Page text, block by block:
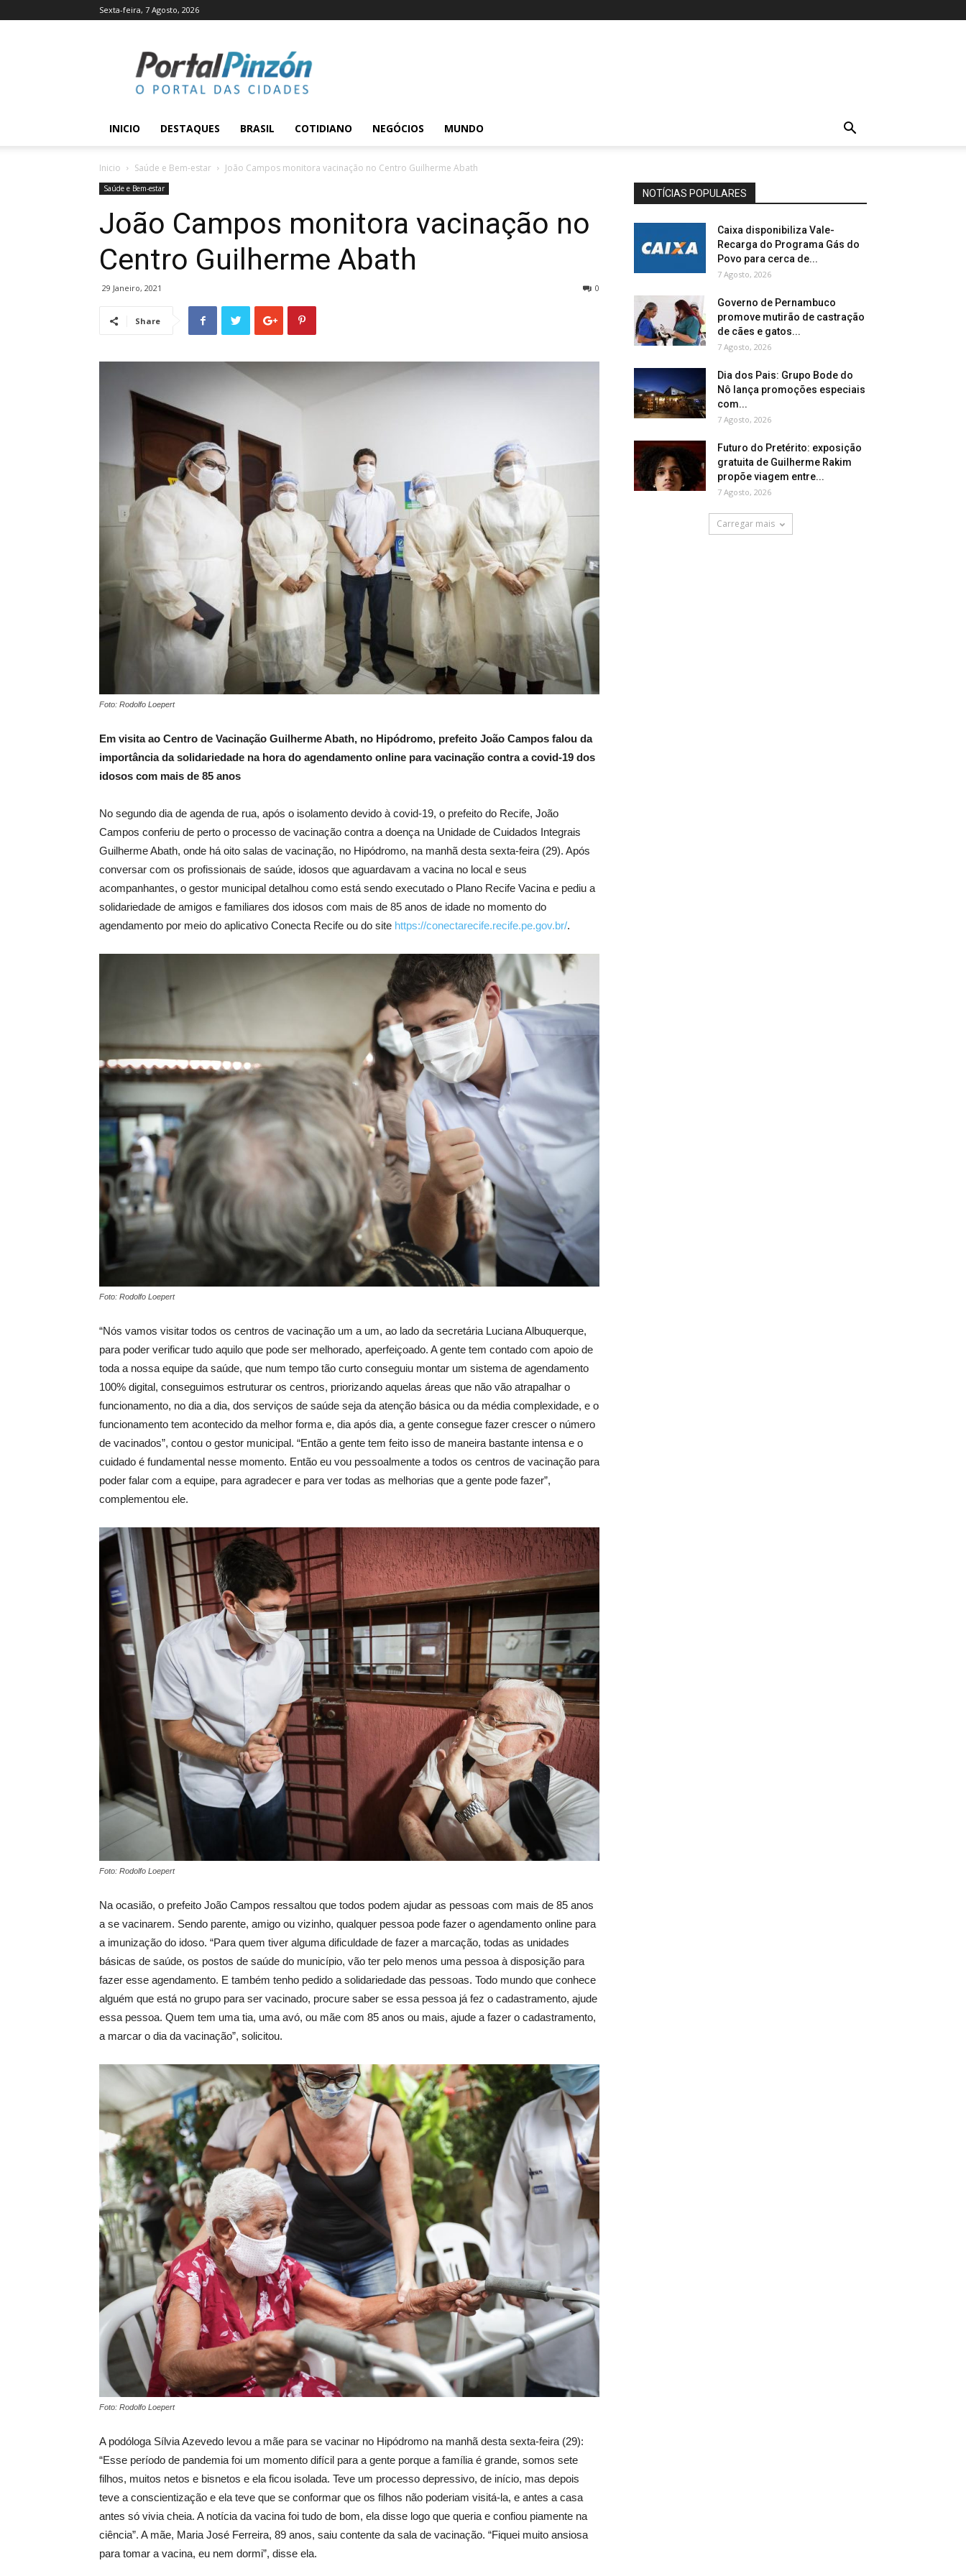
Sexta-feira, 7 Agosto, 2026
Pinzón
INICIO DESTAQUES BRASIL COTIDIANO NEGÓCIOS MUNDO
Inicio Saúde e Bem-estar João Campos monitora vacinação no Centro Guilherme Abath
Saúde e Bem-estar
João Campos monitora vacinação no
Centro Guilherme Abath
29 Janeiro, 2021 0
Share
Foto: Rodolfo Loepert
Em visita ao Centro de Vacinação Guilherme Abath, no Hipódromo, prefeito João Campos falou da
importância da solidariedade na hora do agendamento online para vacinação contra a covid-19 dos
idosos com mais de 85 anos
No segundo dia de agenda de rua, após o isolamento devido à covid-19, o prefeito do Recife, João
Campos conferiu de perto o processo de vacinação contra a doença na Unidade de Cuidados Integrais
Guilherme Abath, onde há oito salas de vacinação, no Hipódromo, na manhã desta sexta-feira (29). Após
conversar com os profissionais de saúde, idosos que aguardavam a vacina no local e seus
acompanhantes, o gestor municipal detalhou como está sendo executado o Plano Recife Vacina e pediu a
solidariedade de amigos e familiares dos idosos com mais de 85 anos de idade no momento do
agendamento por meio do aplicativo Conecta Recife ou do site https://conectarecife.recife.pe.gov.br/.
Foto: Rodolfo Loepert
“Nós vamos visitar todos os centros de vacinação um a um, ao lado da secretária Luciana Albuquerque,
para poder verificar tudo aquilo que pode ser melhorado, aperfeiçoado. A gente tem contado com apoio de
toda a nossa equipe da saúde, que num tempo tão curto conseguiu montar um sistema de agendamento
100% digital, conseguimos estruturar os centros, priorizando aquelas áreas que não vão atrapalhar o
funcionamento, no dia a dia, dos serviços de saúde seja da atenção básica ou da média complexidade, e o
funcionamento tem acontecido da melhor forma e, dia após dia, a gente consegue fazer crescer o número
de vacinados”, contou o gestor municipal. “Então a gente tem feito isso de maneira bastante intensa e o
cuidado é fundamental nesse momento. Então eu vou pessoalmente a todos os centros de vacinação para
poder falar com a equipe, para agradecer e para ver todas as melhorias que a gente pode fazer”,
complementou ele.
Foto: Rodolfo Loepert
Na ocasião, o prefeito João Campos ressaltou que todos podem ajudar as pessoas com mais de 85 anos
a se vacinarem. Sendo parente, amigo ou vizinho, qualquer pessoa pode fazer o agendamento online para
a imunização do idoso. “Para quem tiver alguma dificuldade de fazer a marcação, todas as unidades
básicas de saúde, os postos de saúde do município, vão ter pelo menos uma pessoa à disposição para
fazer esse agendamento. E também tenho pedido a solidariedade das pessoas. Todo mundo que conhece
alguém que está no grupo para ser vacinado, procure saber se essa pessoa já fez o cadastramento, ajude
essa pessoa. Quem tem uma tia, uma avó, ou mãe com 85 anos ou mais, ajude a fazer o cadastramento,
a marcar o dia da vacinação”, solicitou.
Foto: Rodolfo Loepert
A podóloga Sílvia Azevedo levou a mãe para se vacinar no Hipódromo na manhã desta sexta-feira (29):
“Esse período de pandemia foi um momento difícil para a gente porque a família é grande, somos sete
filhos, muitos netos e bisnetos e ela ficou isolada. Teve um processo depressivo, de início, mas depois
teve a conscientização e ela teve que se conformar que os filhos não poderiam visitá-la, e antes a casa
antes só vivia cheia. A notícia da vacina foi tudo de bom, ela disse logo que queria e confiou piamente na
ciência”. A mãe, Maria José Ferreira, 89 anos, saiu contente da sala de vacinação. “Fiquei muito ansiosa
para tomar a vacina, eu nem dormi”, disse ela.
NOTÍCIAS POPULARES
Caixa disponibiliza Vale-
Recarga do Programa Gás do
Povo para cerca de...
7 Agosto, 2026
Governo de Pernambuco
promove mutirão de castração
de cães e gatos...
7 Agosto, 2026
Dia dos Pais: Grupo Bode do
Nô lança promoções especiais
com...
7 Agosto, 2026
Futuro do Pretérito: exposição
gratuita de Guilherme Rakim
propõe viagem entre...
7 Agosto, 2026
Carregar mais